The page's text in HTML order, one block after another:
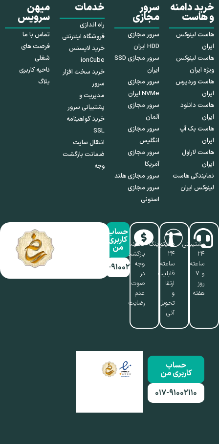
خرید دامنه
و هاست
هاست لینوکس
ایران
هاست لینوکس
ویژه ایران
هاست وردپرس
ایران
هاست دانلود
ایران
هاست بک آپ
ایران
هاست لاراول
ایران
نمایندگی هاست
لینوکس ایران
سرور
مجازی
سرور مجازی
HDD ایران
سرور مجازی SSD
ایران
سرور مجازی
NVMe ایران
سرور مجازی
آلمان
سرور مجازی
انگلیس
سرور مجازی
آمریکا
سرور مجازی هلند
سرور مجازی
استونی
خدمات
راه اندازی
فروشگاه اینترنتی
خرید لایسنس
ionCube
خرید سخت افزار
سرور
مدیریت و
پشتیبانی سرور
خرید گواهینامه
SSL
انتقال سایت
ضمانت بازگشت
وجه
میهن
سرویس
تماس با ما
فرصت های
شغلی
ناحیه کاربری
بلاگ
پشتیبانی
۲۴
ساعته
و ۷
روز
هفته
مانیتورینگ
۲۴
ساعته،
قابلیت
ارتقا
تحویل
آنی
ضمانت
بازگشت
وجه
در
صوت
عدم
رضایت
حساب
کاربری
من
۰۱۷-۹۱۰۰۲۱۱۰
حساب
کاربری من
۰۱۷-۹۱۰۰۲۱۱۰